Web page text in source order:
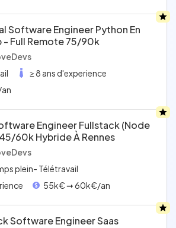
Software Engineer Python En
- Full Remote 75/90k
≥ 8 ans d'experience
Engineer Fullstack (node
60k Hybride À Rennes
plein- Télétravail
55k€ ➞ 60k€/an
Software Engineer Saas